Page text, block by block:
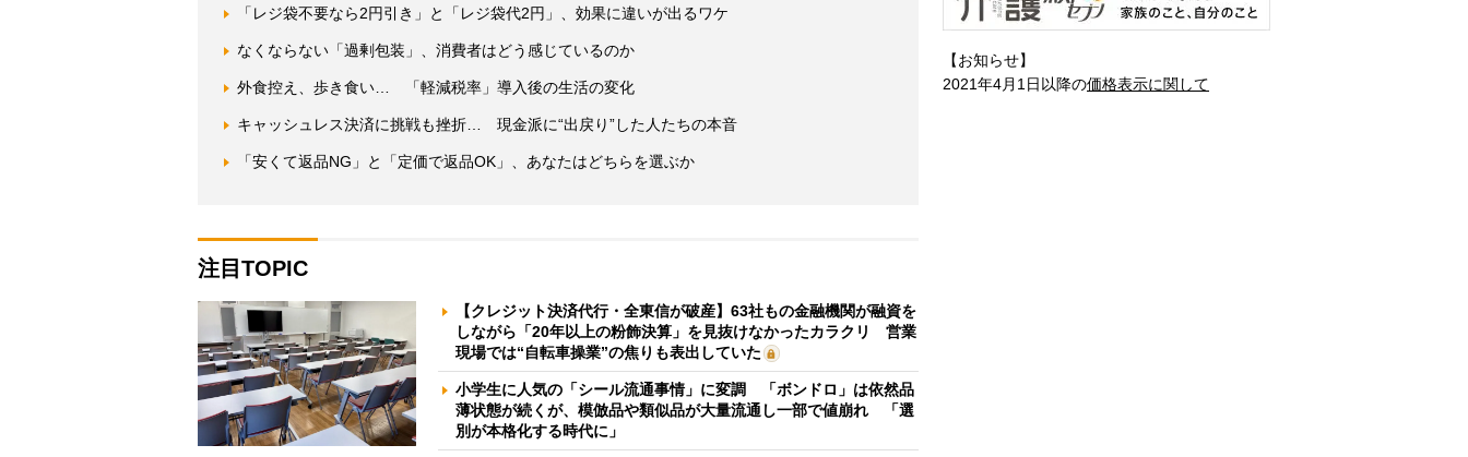
「レジ袋不要なら2円引き」と「レジ袋代2円」、効果に違いが出るワケ
なくならない「過剰包装」、消費者はどう感じているのか
外食控え、歩き食い… 「軽減税率」導入後の生活の変化
キャッシュレス決済に挑戦も挫折… 現金派に“出戻り”した人たちの本音
「安くて返品NG」と「定価で返品OK」、あなたはどちらを選ぶか
注目TOPIC
【クレジット決済代行・全東信が破産】63社もの金融機関が融資を
しながら「20年以上の粉飾決算」を見抜けなかったカラクリ 営業
現場では“自転車操業”の焦りも表出していた
小学生に人気の「シール流通事情」に変調 「ボンドロ」は依然品
薄状態が続くが、模倣品や類似品が大量流通し一部で値崩れ 「選
別が本格化する時代に」
【お知らせ】
2021年4月1日以降の価格表示に関して